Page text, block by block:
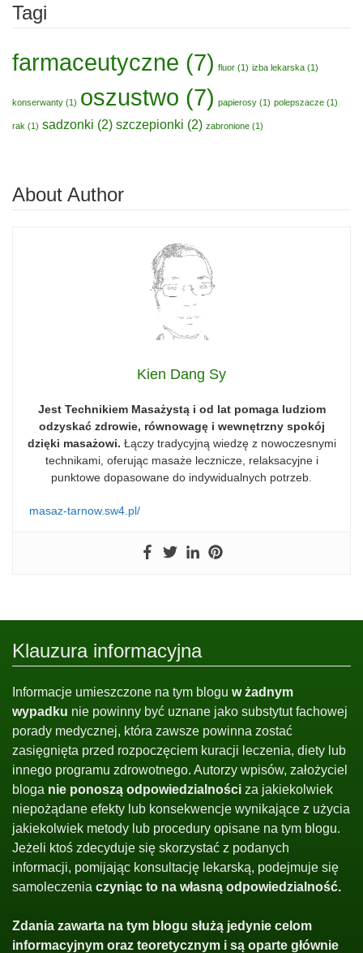
Tagi
farmaceutyczne (7) fluor (1) izba lekarska (1)
konserwanty (1) oszustwo (7) papierosy (1) polepszacze (1)
rak (1) sadzonki (2) szczepionki (2) zabronione (1)
About Author
Kien Dang Sy
Jest Technikiem Masażystą i od lat pomaga ludziom
odzyskać zdrowie, równowagę i wewnętrzny spokój
dzięki masażowi. Łączy tradycyjną wiedzę z nowoczesnymi
technikami, oferując masaże lecznicze, relaksacyjne i
punktowe dopasowane do indywidualnych potrzeb.
masaz-tarnow.sw4.pl/
Klauzura informacyjna
Informacje umieszczone na tym blogu w żadnym
wypadku nie powinny być uznane jako substytut fachowej
porady medycznej, która zawsze powinna zostać
zasięgnięta przed rozpoczęciem kuracji leczenia, diety lub
innego programu zdrowotnego. Autorzy wpisów, założyciel
bloga nie ponoszą odpowiedzialności za jakiekolwiek
niepożądane efekty lub konsekwencje wynikające z użycia
jakiekolwiek metody lub procedury opisane na tym blogu.
Jeżeli ktoś zdecyduje się skorzystać z podanych
informacji, pomijając konsultację lekarską, podejmuje się
samoleczenia czyniąc to na własną odpowiedzialność.
Zdania zawarta na tym blogu służą jedynie celom
informacyjnym oraz teoretycznym i są oparte głównie